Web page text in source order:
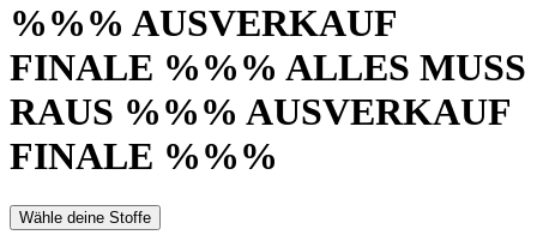
%%% AUSVERKAUF
FINALE %%% ALLES MUSS
RAUS %%% AUSVERKAUF
FINALE %%%
Wähle deine Stoffe